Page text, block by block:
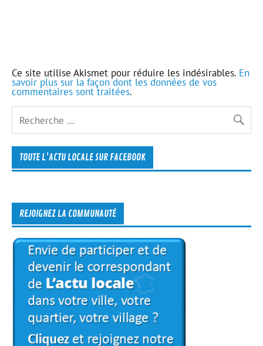
Ce site utilise Akismet pour réduire les indésirables. En
savoir plus sur la façon dont les données de vos
commentaires sont traitées.
TOUTE L’ACTU LOCALE SUR FACEBOOK
REJOIGNEZ LA COMMUNAUTÉ